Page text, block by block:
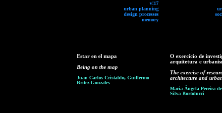
v!17
urban planning
design processes
memory
Estar en el mapa
Being on the map
Juan Carlos Cristaldo, Guillermo
Britez Gonzales
O exercício de
arquitetura e
The exercise of
architecture and
Maria Ângela Pereira
Silva Bortolucci